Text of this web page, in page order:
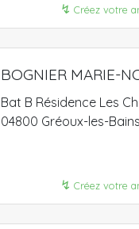
↯ Créez votre
BOGNIER MARIE-
Bat B Résidence Les
04800 Gréoux-les-Bains
↯ Créez votre